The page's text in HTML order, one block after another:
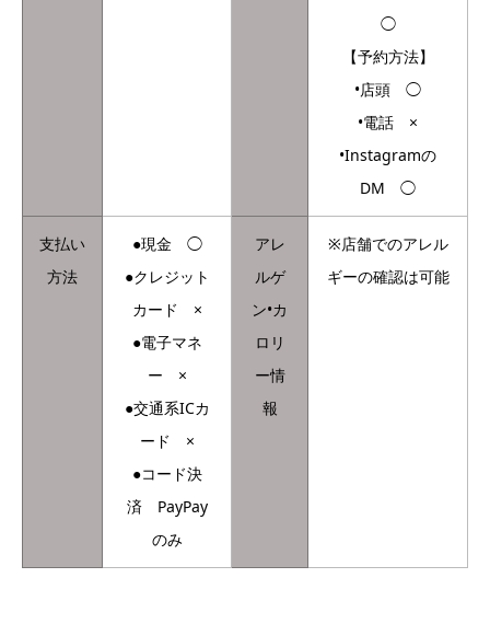
◯
【予約方法】
•店頭 ◯
•電話 ×
•Instagramの
DM ◯
支払い
方法
●現金 ◯
●クレジット
カード ×
●電子マネ
ー ×
●交通系ICカ
ード ×
●コード決
済 PayPay
のみ
アレ
ルゲ
ン•カ
ロリ
ー情
報
※店舗でのアレル
ギーの確認は可能